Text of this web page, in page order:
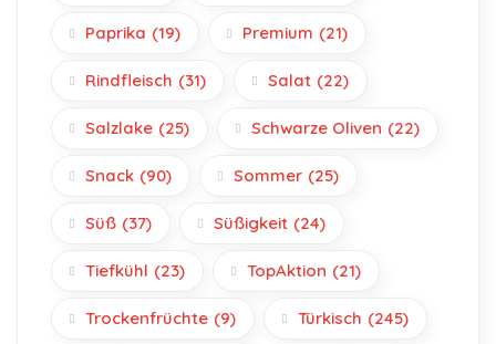
Paprika (19) Premium (21)
Rindfleisch (31) Salat (22)
Salzlake (25) Schwarze Oliven (22)
Snack (90) Sommer (25)
Süß (37) Süßigkeit (24)
Tiefkühl (23) TopAktion (21)
Trockenfrüchte (9) Türkisch (245)